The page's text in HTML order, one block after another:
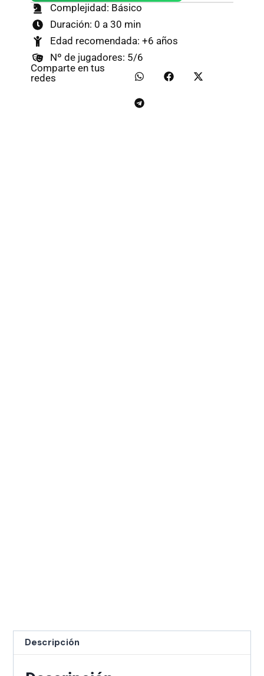
Complejidad: Básico
Duración: 0 a 30 min
Edad recomendada: +6 años
Nº de jugadores: 5/6
Comparte en tus
redes
Descripción